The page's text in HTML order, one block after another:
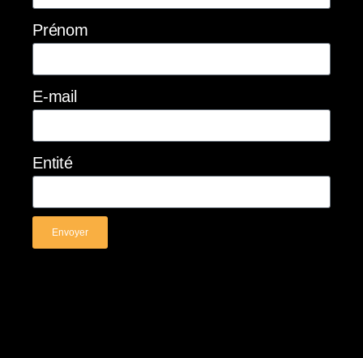
Prénom
E-mail
Entité
Envoyer